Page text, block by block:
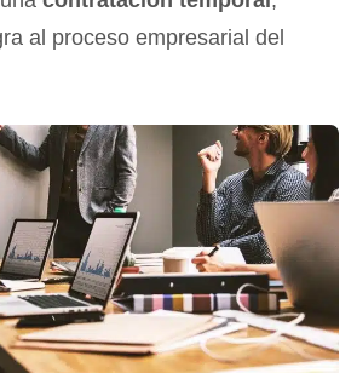
al proceso empresarial del